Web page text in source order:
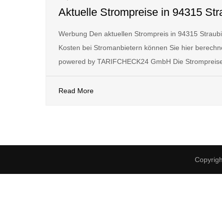
Aktuelle Strompreise in 94315
Werbung Den aktuellen Strompreis in 94315
Kosten bei Stromanbietern können Sie hier
powered by TARIFCHECK24 GmbH Die
Read More